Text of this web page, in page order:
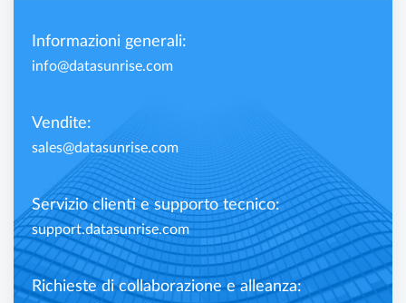
Informazioni generali:
info@datasunrise.com
Vendite:
sales@datasunrise.com
Servizio clienti e supporto tecnico:
support.datasunrise.com
Richieste di collaborazione e alleanza: